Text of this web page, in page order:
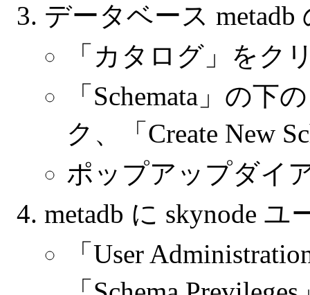
データベース metadb
「カタログ」をク
「Schemata」の
ク、「Create New
ポップアップダイ
metadb に skynode
「User